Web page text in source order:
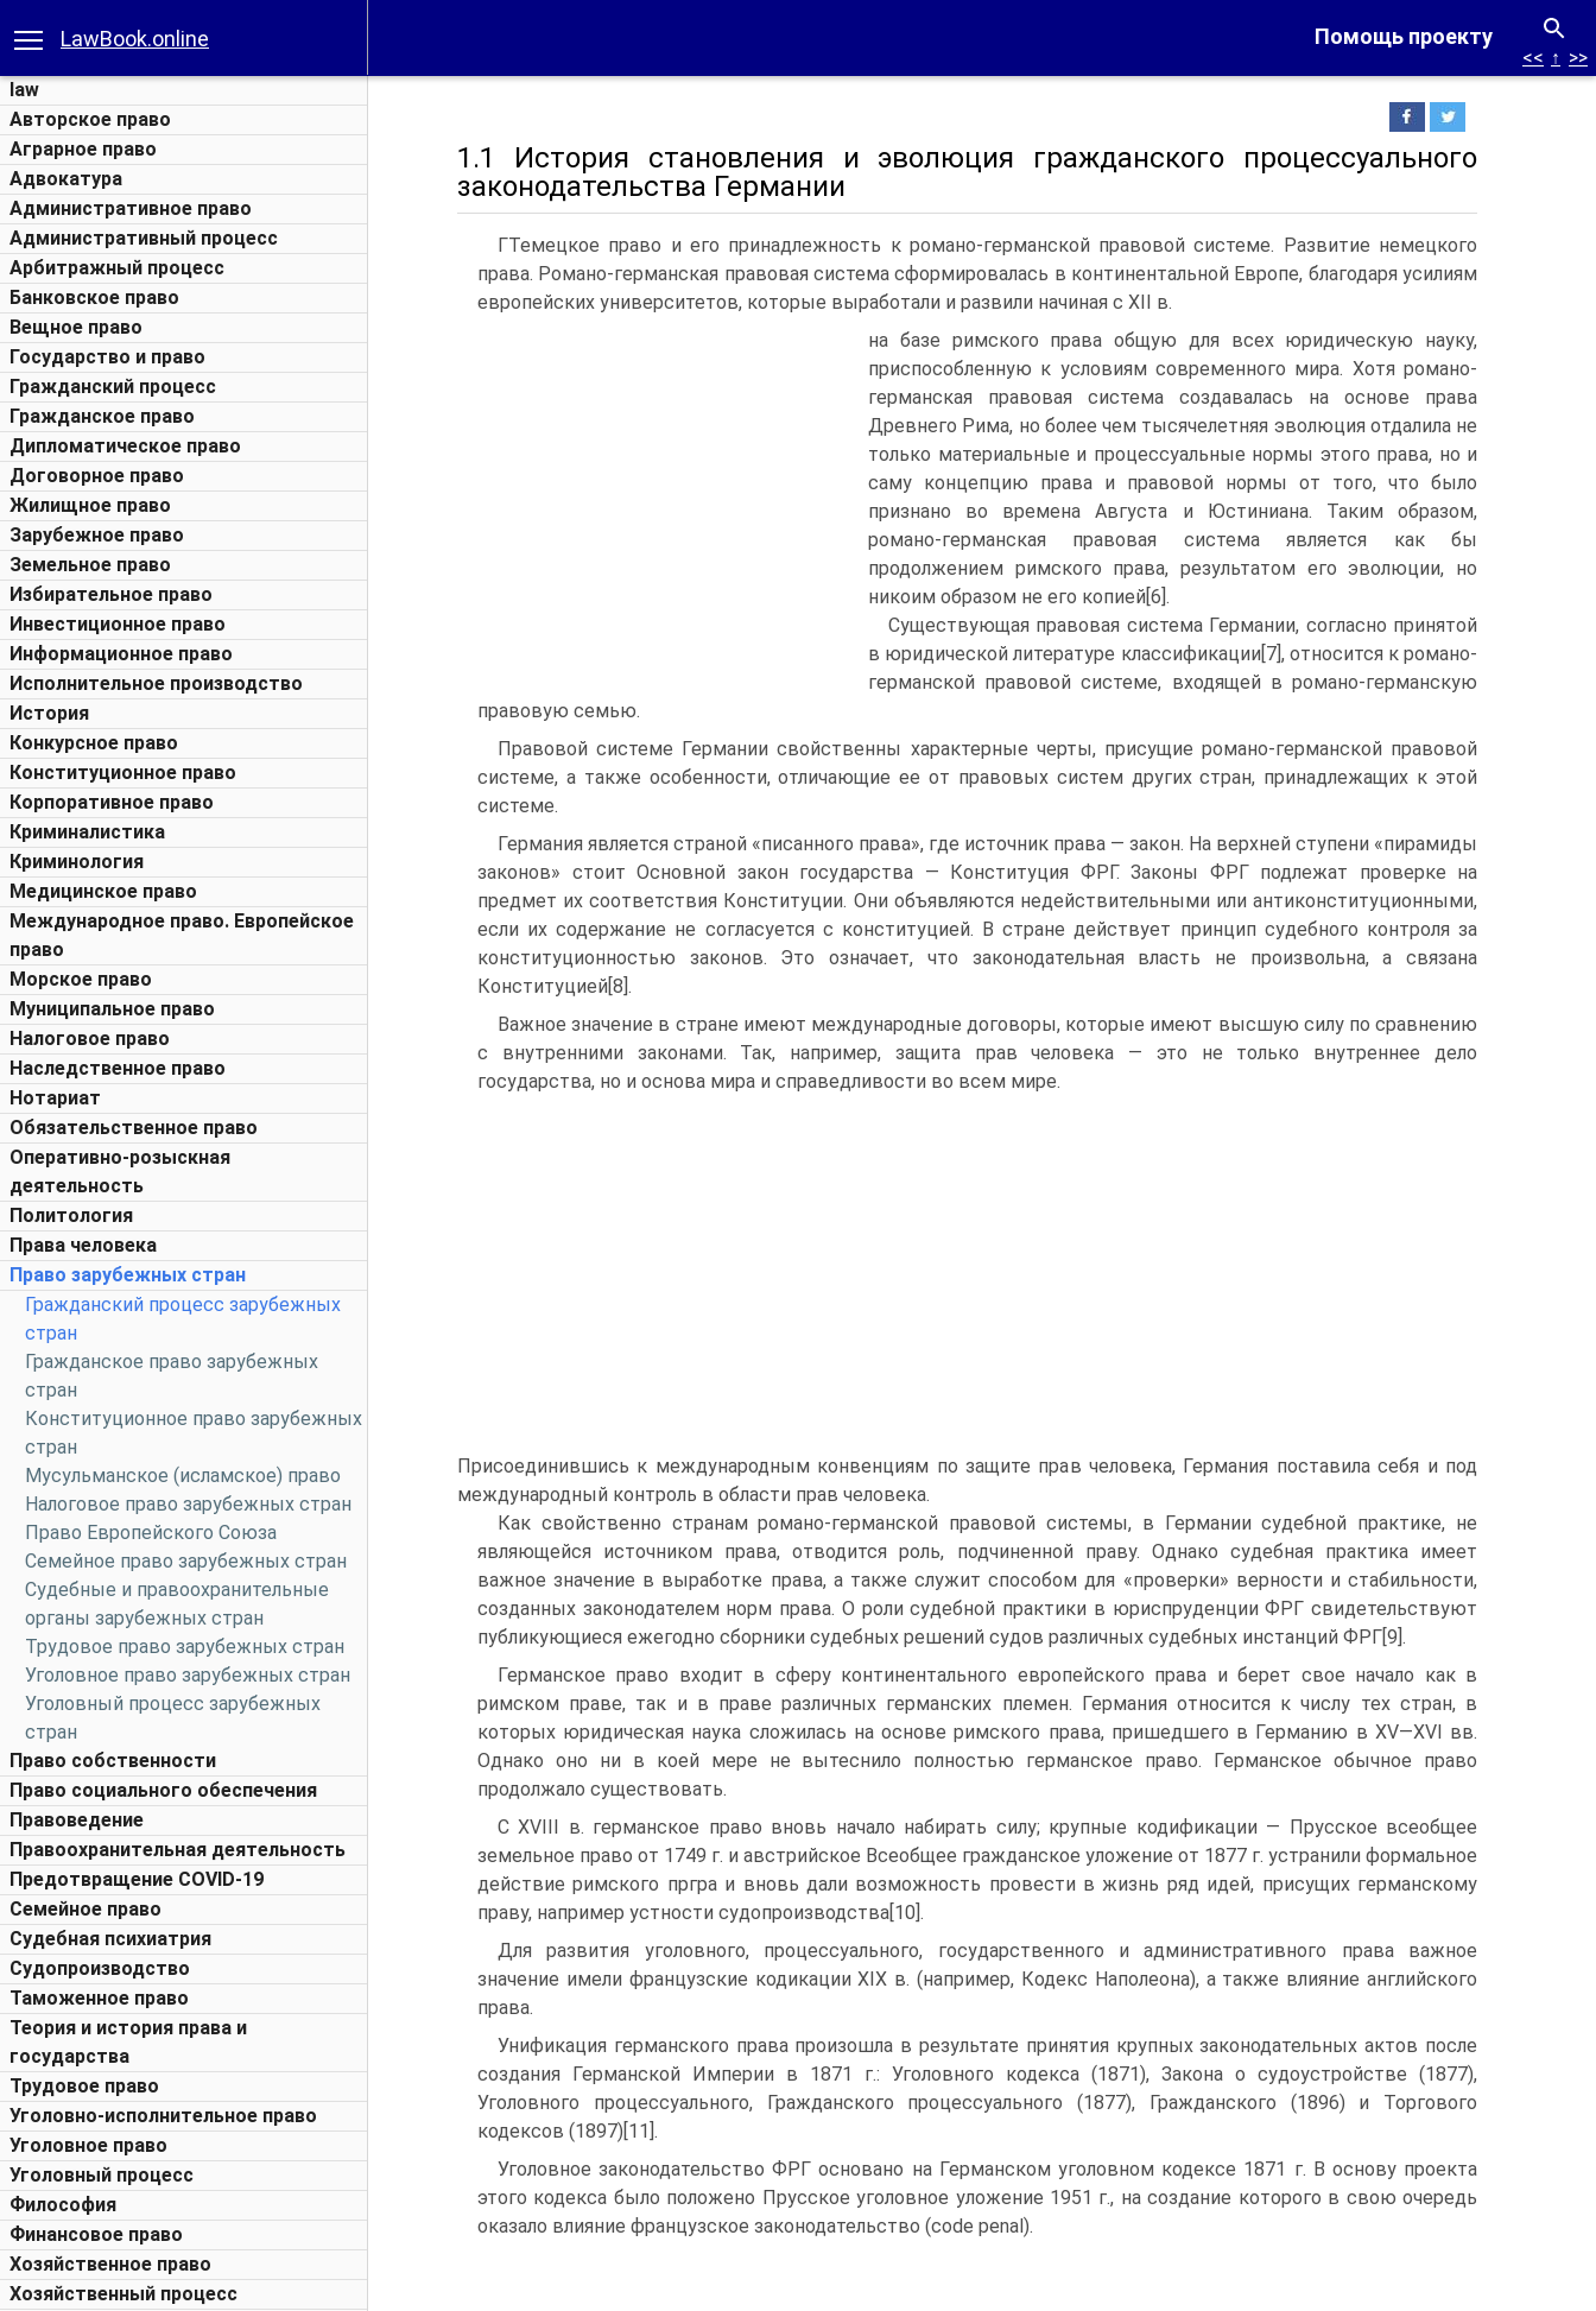
Помощь проекту
LawBook.online
law
Авторское право
Аграрное право
Адвокатура
Административное право
Административный процесс
Арбитражный процесс
Банковское право
Вещное право
Государство и право
Гражданский процесс
Гражданское право
Дипломатическое право
Договорное право
Жилищное право
Зарубежное право
Земельное право
Избирательное право
Инвестиционное право
Информационное право
Исполнительное производство
История
Конкурсное право
Конституционное право
Корпоративное право
Криминалистика
Криминология
Медицинское право
Международное право. Европейское
право
Морское право
Муниципальное право
Налоговое право
Наследственное право
Нотариат
Обязательственное право
Оперативно-розыскная
деятельность
Политология
Права человека
Право зарубежных стран
Гражданский процесс зарубежных
стран
Гражданское право зарубежных
стран
Конституционное право зарубежных
стран
Мусульманское (исламское) право
Налоговое право зарубежных стран
Право Европейского Союза
Семейное право зарубежных стран
Судебные и правоохранительные
органы зарубежных стран
Трудовое право зарубежных стран
Уголовное право зарубежных стран
Уголовный процесс зарубежных
стран
Право собственности
Право социального обеспечения
Правоведение
Правоохранительная деятельность
Предотвращение COVID-19
Семейное право
Судебная психиатрия
Судопроизводство
Таможенное право
Теория и история права и
государства
Трудовое право
Уголовно-исполнительное право
Уголовное право
Уголовный процесс
Философия
Финансовое право
Хозяйственное право
Хозяйственный процесс
<< ↑ >>
1.1 История становления и эволюция гражданского процессуального
законодательства Германии
ГТемецкое право и его принадлежность к романо-германской правовой системе. Развитие немецкого
права. Романо-германская правовая система сформировалась в континентальной Европе, благодаря усилиям
европейских университетов, которые выработали и развили начиная с XII в.
на базе римского права общую для всех юридическую науку,
приспособленную к условиям современного мира. Хотя романо-
германская правовая система создавалась на основе права
Древнего Рима, но более чем тысячелетняя эволюция отдалила не
только материальные и процессуальные нормы этого права, но и
саму концепцию права и правовой нормы от того, что было
признано во времена Августа и Юстиниана. Таким образом,
романо-германская правовая система является как бы
продолжением римского права, результатом его эволюции, но
никоим образом не его копией[6].
Существующая правовая система Германии, согласно принятой
в юридической литературе классификации[7], относится к романо-
германской правовой системе, входящей в романо-германскую
правовую семью.
Правовой системе Германии свойственны характерные черты, присущие романо-германской правовой
системе, а также особенности, отличающие ее от правовых систем других стран, принадлежащих к этой
системе.
Германия является страной «писанного права», где источник права — закон. На верхней ступени «пирамиды
законов» стоит Основной закон государства — Конституция ФРГ. Законы ФРГ подлежат проверке на
предмет их соответствия Конституции. Они объявляются недействительными или антиконституционными,
если их содержание не согласуется с конституцией. В стране действует принцип судебного контроля за
конституционностью законов. Это означает, что законодательная власть не произвольна, а связана
Конституцией[8].
Важное значение в стране имеют международные договоры, которые имеют высшую силу по сравнению
с внутренними законами. Так, например, защита прав человека — это не только внутреннее дело
государства, но и основа мира и справедливости во всем мире.
Присоединившись к международным конвенциям по защите прав человека, Германия поставила себя и под
международный контроль в области прав человека.
Как свойственно странам романо-германской правовой системы, в Германии судебной практике, не
являющейся источником права, отводится роль, подчиненной праву. Однако судебная практика имеет
важное значение в выработке права, а также служит способом для «проверки» верности и стабильности,
созданных законодателем норм права. О роли судебной практики в юриспруденции ФРГ свидетельствуют
публикующиеся ежегодно сборники судебных решений судов различных судебных инстанций ФРГ[9].
Германское право входит в сферу континентального европейского права и берет свое начало как в
римском праве, так и в праве различных германских племен. Германия относится к числу тех стран, в
которых юридическая наука сложилась на основе римского права, пришедшего в Германию в XV—XVI вв.
Однако оно ни в коей мере не вытеснило полностью германское право. Германское обычное право
продолжало существовать.
С XVIII в. германское право вновь начало набирать силу; крупные кодификации — Прусское всеобщее
земельное право от 1749 г. и австрийское Всеобщее гражданское уложение от 1877 г. устранили формальное
действие римского пргра и вновь дали возможность провести в жизнь ряд идей, присущих германскому
праву, например устности судопроизводства[10].
Для развития уголовного, процессуального, государственного и административного права важное
значение имели французские кодикации XIX в. (например, Кодекс Наполеона), а также влияние английского
права.
Унификация германского права произошла в результате принятия крупных законодательных актов после
создания Германской Империи в 1871 г.: Уголовного кодекса (1871), Закона о судоустройстве (1877),
Уголовного процессуального, Гражданского процессуального (1877), Гражданского (1896) и Торгового
кодексов (1897)[11].
Уголовное законодательство ФРГ основано на Германском уголовном кодексе 1871 г. В основу проекта
этого кодекса было положено Прусское уголовное уложение 1951 г., на создание которого в свою очередь
оказало влияние французское законодательство (code penal).